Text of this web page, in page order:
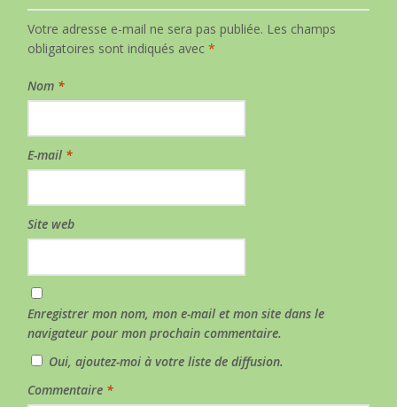
Votre adresse e-mail ne sera pas publiée. Les champs
obligatoires sont indiqués avec*
Nom *
E-mail *
Site web
Enregistrer mon nom, mon e-mail et mon site dans le
navigateur pour mon prochain commentaire.
Oui, ajoutez-moi à votre liste de diffusion.
Commentaire *